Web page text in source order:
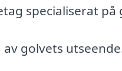
specialiserat
golvets